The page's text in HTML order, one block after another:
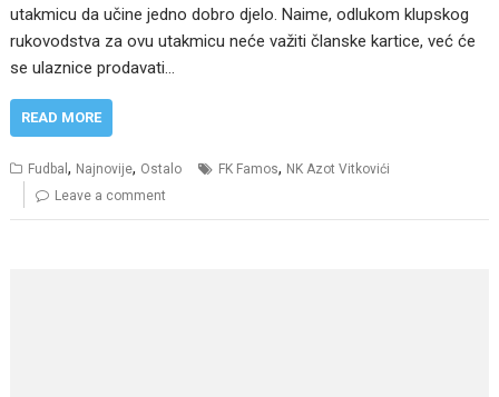
utakmicu da učine jedno dobro djelo. Naime, odlukom klupskog
rukovodstva za ovu utakmicu neće važiti članske kartice, već će
se ulaznice prodavati…
READ MORE
Fudbal, Najnovije, Ostalo FK Famos, NK Azot Vitkovići
Leave a comment